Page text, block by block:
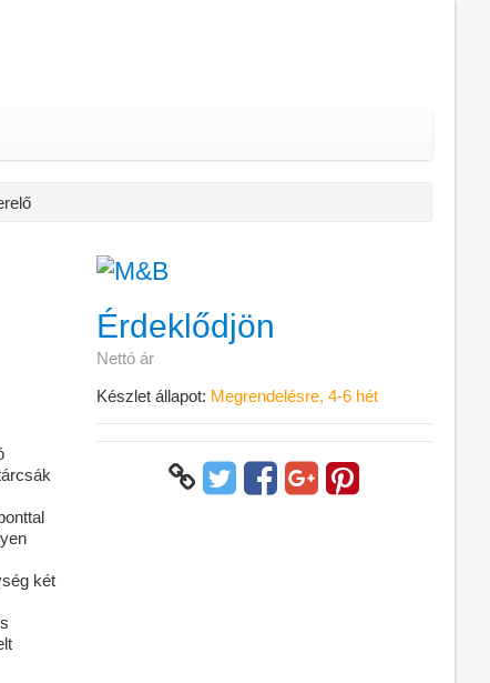
két
Érdeklődjön
Nettó ár
Készlet állapot: Megrendelésre, 4-6 hét